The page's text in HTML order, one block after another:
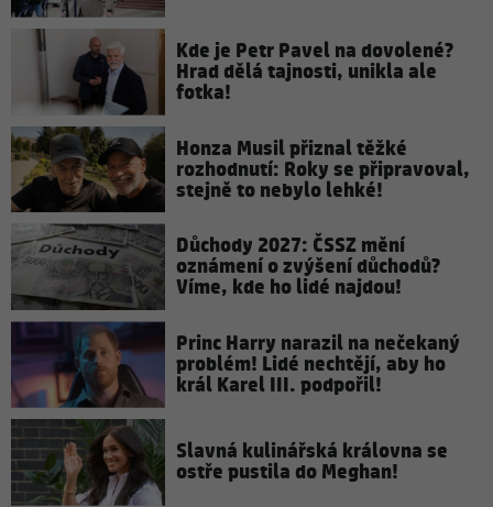
Kde je Petr Pavel na dovolené?
Hrad dělá tajnosti, unikla ale
fotka!
Honza Musil přiznal těžké
rozhodnutí: Roky se připravoval,
stejně to nebylo lehké!
Důchody 2027: ČSSZ mění
oznámení o zvýšení důchodů?
Víme, kde ho lidé najdou!
Princ Harry narazil na nečekaný
problém! Lidé nechtějí, aby ho
král Karel III. podpořil!
Slavná kulinářská královna se
ostře pustila do Meghan!